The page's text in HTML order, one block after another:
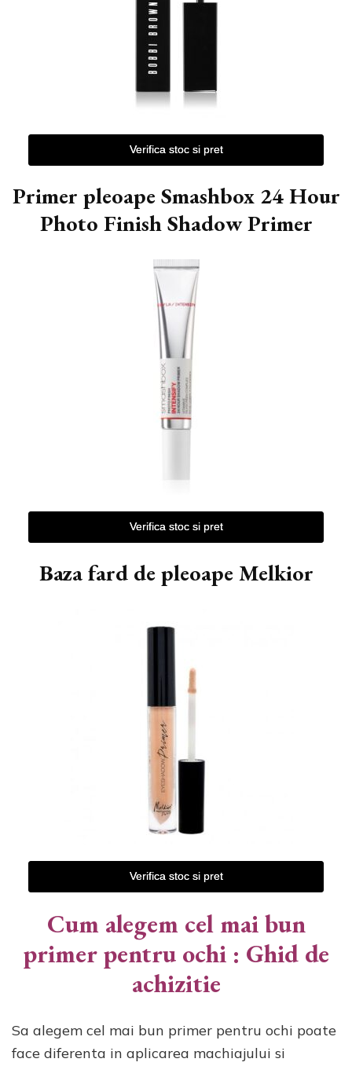
Verifica stoc si pret
Primer pleoape Smashbox 24 Hour
Photo Finish Shadow Primer
Verifica stoc si pret
Baza fard de pleoape Melkior
Verifica stoc si pret
Cum alegem cel mai bun
primer pentru ochi : Ghid de
achizitie
Sa alegem cel mai bun primer pentru ochi poate
face diferenta in aplicarea machiajului si